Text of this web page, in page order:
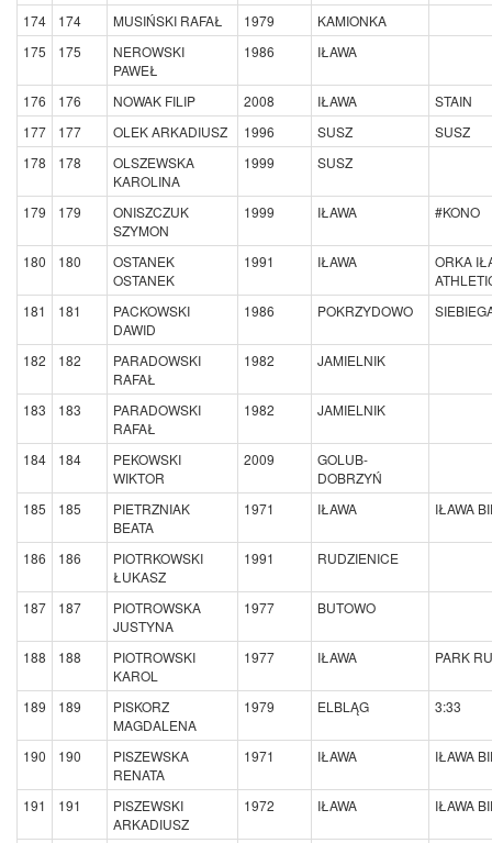
174 174 MUSIŃSKI RAFAŁ 1979
KAMIONKA
175
175
NEROWSKI
PAWEŁ
1986 IŁAWA
176 176 NOWAK FILIP 2008 IŁAWA
STAIN
177
177 OLEK ARKADIUSZ 1996 SUSZ
SUSZ
178
178
OLSZEWSKA
KAROLINA
1999 SUSZ
179 179
ONISZCZUK
SZYMON
1999 IŁAWA #KONO
180 180
OSTANEK
OSTANEK
1991 IŁAWA
ORKA
181
181
PACKOWSKI
DAWID
1986 POKRZYDOWO
182 182
PARADOWSKI
RAFAŁ
1982 JAMIELNIK
183 183
PARADOWSKI
RAFAŁ
1982 JAMIELNIK
184 184
PEKOWSKI
WIKTOR
2009
GOLUB-
DOBRZYŃ
185
185
PIETRZNIAK
BEATA
1971 IŁAWA IŁAWA
186 186
PIOTRKOWSKI
ŁUKASZ
1991 RUDZIENICE
187 187
PIOTROWSKA
JUSTYNA
1977 BUTOWO
188 188
PIOTROWSKI
KAROL
1977 IŁAWA PARK
189 189
PISKORZ
MAGDALENA
1979 ELBLĄG 3:33
190 190
PISZEWSKA
RENATA
1971 IŁAWA IŁAWA
191 191
PISZEWSKI
ARKADIUSZ
1972 IŁAWA IŁAWA